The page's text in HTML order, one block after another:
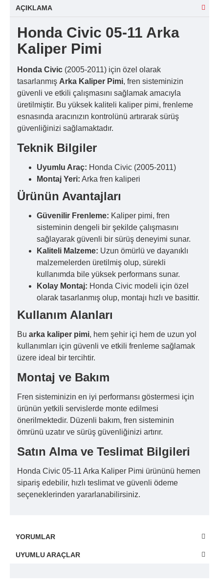
AÇIKLAMA
Honda Civic 05-11 Arka
Kaliper Pimi
Honda Civic (2005-2011) için özel olarak
tasarlanmış Arka Kaliper Pimi, fren sisteminizin
güvenli ve etkili çalışmasını sağlamak amacıyla
üretilmiştir. Bu yüksek kaliteli kaliper pimi, frenleme
esnasında aracınızın kontrolünü artırarak sürüş
güvenliğinizi sağlamaktadır.
Teknik Bilgiler
Uyumlu Araç: Honda Civic (2005-2011)
Montaj Yeri: Arka fren kaliperi
Ürünün Avantajları
Güvenilir Frenleme: Kaliper pimi, fren
sisteminin dengeli bir şekilde çalışmasını
sağlayarak güvenli bir sürüş deneyimi sunar.
Kaliteli Malzeme: Uzun ömürlü ve dayanıklı
malzemelerden üretilmiş olup, sürekli
kullanımda bile yüksek performans sunar.
Kolay Montaj: Honda Civic modeli için özel
olarak tasarlanmış olup, montajı hızlı ve basittir.
Kullanım Alanları
Bu arka kaliper pimi, hem şehir içi hem de uzun yol
kullanımları için güvenli ve etkili frenleme sağlamak
üzere ideal bir tercihtir.
Montaj ve Bakım
Fren sisteminizin en iyi performansı göstermesi için
ürünün yetkili servislerde monte edilmesi
önerilmektedir. Düzenli bakım, fren sisteminin
ömrünü uzatır ve sürüş güvenliğinizi artırır.
Satın Alma ve Teslimat Bilgileri
Honda Civic 05-11 Arka Kaliper Pimi ürününü hemen
sipariş edebilir, hızlı teslimat ve güvenli ödeme
seçeneklerinden yararlanabilirsiniz.
YORUMLAR
UYUMLU ARAÇLAR